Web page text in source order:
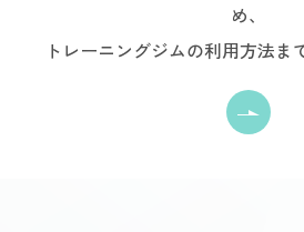
め、
トレーニングジムの利用方法ま